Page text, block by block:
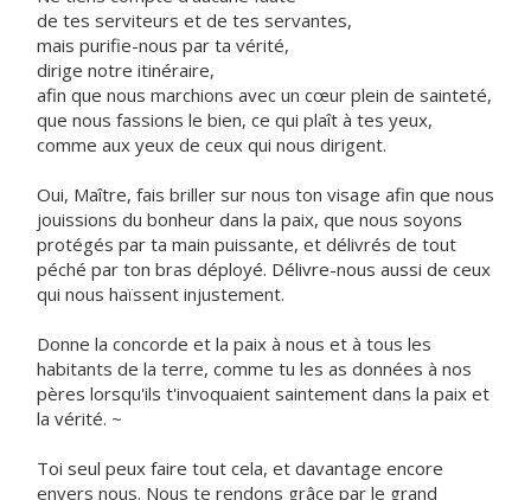
de tes serviteurs et de tes servantes,
mais purifie-nous par ta vérité,
dirige notre itinéraire,
afin que nous marchions avec un cœur plein de sainteté,
que nous fassions le bien, ce qui plaît à tes yeux,
comme aux yeux de ceux qui nous dirigent.
Oui, Maître, fais briller sur nous ton visage afin que nous
jouissions du bonheur dans la paix, que nous soyons
protégés par ta main puissante, et délivrés de tout
péché par ton bras déployé. Délivre-nous aussi de ceux
qui nous haïssent injustement.
Donne la concorde et la paix à nous et à tous les
habitants de la terre, comme tu les as données à nos
pères lorsqu'ils t'invoquaient saintement dans la paix et
la vérité. ~
Toi seul peux faire tout cela, et davantage encore
envers nous. Nous te rendons grâce par le grand